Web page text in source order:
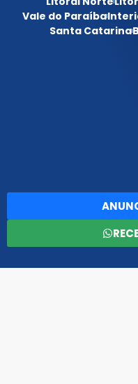
Vale do Paraíba
Santa Catarina